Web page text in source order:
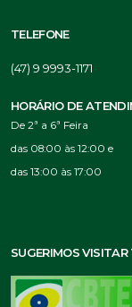
TELEFONE
(47) 9 9993-1171
HORÁRIO DE
De 2ª a 6ª Feira
das 08:00 às 12:00 e
das 13:00 às 17:00
SUGERIMOS